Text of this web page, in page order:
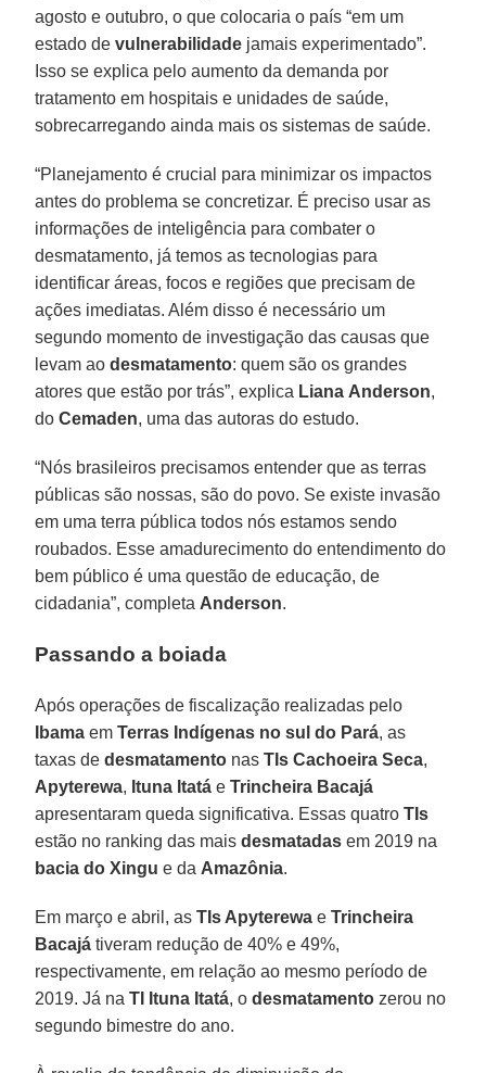
agosto e outubro, o que colocaria o país “em um
estado devulnerabilidade jamais experimentado”.
Isso se explica pelo aumento da demanda por
tratamento em hospitais e unidades de saúde,
sobrecarregando ainda mais os sistemas de saúde.
“Planejamento é crucial para minimizar os impactos
antes do problema se concretizar. É preciso usar as
informações de inteligência para combater o
desmatamento, já temos as tecnologias para
identificar áreas, focos e regiões que precisam de
ações imediatas. Além disso é necessário um
segundo momento de investigação das causas que
levam aodesmatamento: quem são os grandes
atores que estão por trás”, explica Liana Anderson,
doCemaden, uma das autoras do estudo.
“Nós brasileiros precisamos entender que as terras
públicas são nossas, são do povo. Se existe invasão
em uma terra pública todos nós estamos sendo
roubados. Esse amadurecimento do entendimento do
bem público é uma questão de educação, de
cidadania”, completa Anderson.
Passando a boiada
Após operações de fiscalização realizadas pelo
Ibama emTerras Indígenas no sul do Pará, as
taxas dedesmatamento nasTIs Cachoeira Seca,
Apyterewa, Ituna Itatá eTrincheira Bacajá
apresentaram queda significativa. Essas quatroTIs
estão no ranking das maisdesmatadas em 2019 na
bacia do Xingu e da Amazônia.
Em março e abril, asTIs Apyterewa eTrincheira
Bacajá tiveram redução de 40% e 49%,
respectivamente, em relação ao mesmo período de
2019. Já naTI Ituna Itatá, odesmatamento zerou no
segundo bimestre do ano.